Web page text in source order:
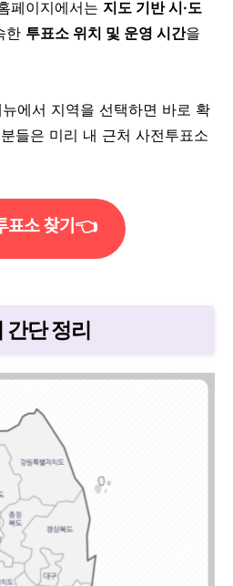
페이지에서는 지도 기반 시·도
한 투표소 위치 및 운영 시간을
에서 지역을 선택하면 바로 확
들은 미리 내 근처 사전투표소
표소 찾기👈
단 정리